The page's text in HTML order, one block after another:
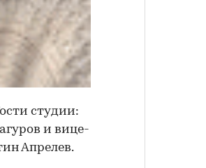
студии:
и вице-
Апрелев.